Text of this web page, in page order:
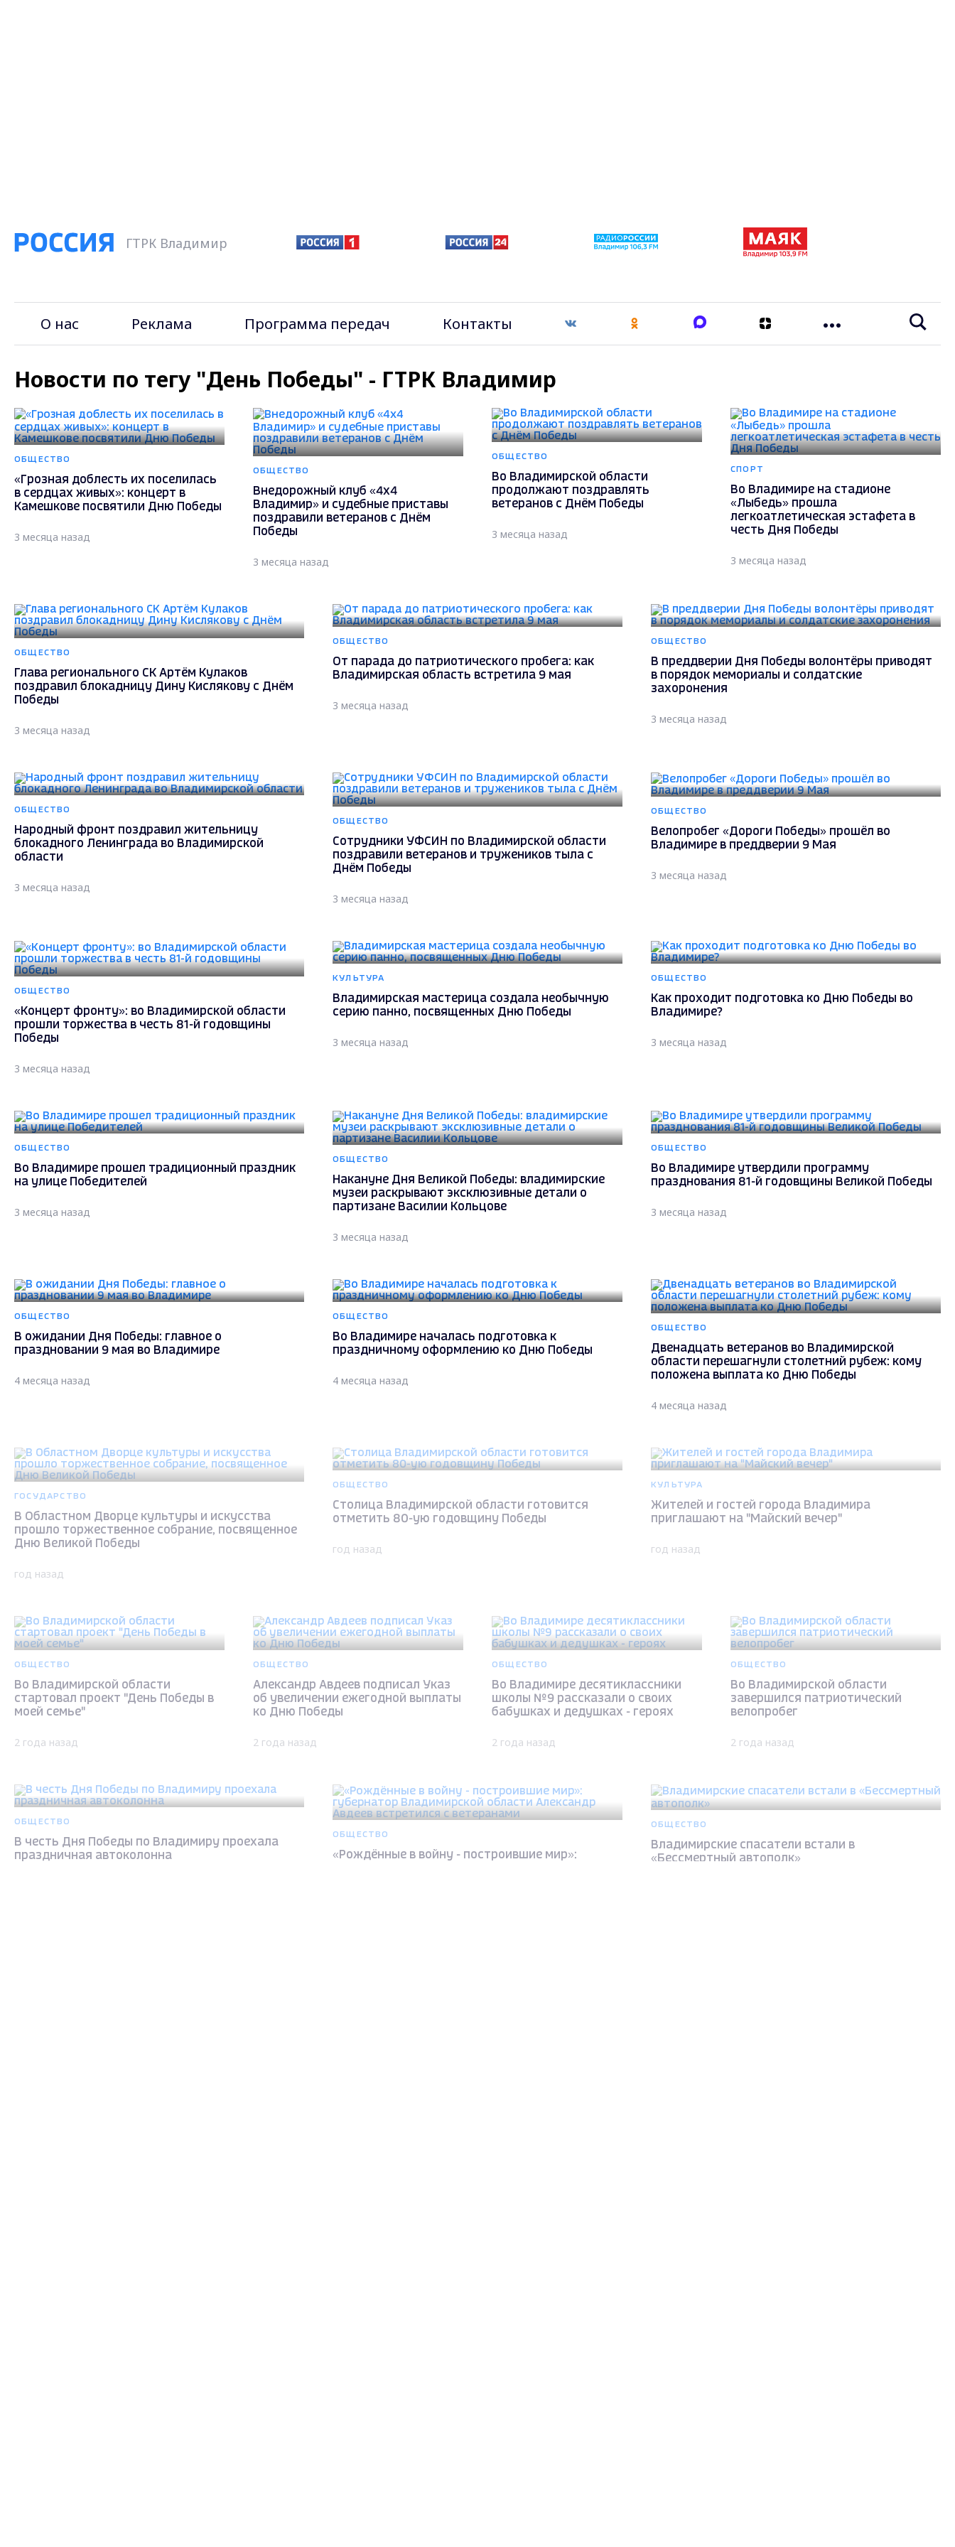
ГТРК Владимир
О нас Реклама Программа передач Контакты
Новости по тегу "День Победы" - ГТРК Владимир
ОБЩЕСТВО
«Грозная доблесть их поселилась
в сердцах живых»: концерт в
Камешкове посвятили Дню Победы
3 месяца назад
ОБЩЕСТВО
Внедорожный клуб «4х4
Владимир» и судебные приставы
поздравили ветеранов с Днём
Победы
3 месяца назад
ОБЩЕСТВО
Во Владимирской области
продолжают поздравлять
ветеранов с Днём Победы
3 месяца назад
СПОРТ
Во Владимире на стадионе
«Лыбедь» прошла
легкоатлетическая эстафета в
честь Дня Победы
3 месяца назад
ОБЩЕСТВО
Глава регионального СК Артём Кулаков
поздравил блокадницу Дину Кислякову с Днём
Победы
3 месяца назад
ОБЩЕСТВО
От парада до патриотического пробега: как
Владимирская область встретила 9 мая
3 месяца назад
ОБЩЕСТВО
В преддверии Дня Победы волонтёры приводят
в порядок мемориалы и солдатские
захоронения
3 месяца назад
ОБЩЕСТВО
Народный фронт поздравил жительницу
блокадного Ленинграда во Владимирской
области
3 месяца назад
ОБЩЕСТВО
Сотрудники УФСИН по Владимирской области
поздравили ветеранов и тружеников тыла с
Днём Победы
3 месяца назад
ОБЩЕСТВО
Велопробег «Дороги Победы» прошёл во
Владимире в преддверии 9 Мая
3 месяца назад
ОБЩЕСТВО
«Концерт фронту»: во Владимирской области
прошли торжества в честь 81-й годовщины
Победы
3 месяца назад
КУЛЬТУРА
Владимирская мастерица создала необычную
серию панно, посвященных Дню Победы
3 месяца назад
ОБЩЕСТВО
Как проходит подготовка ко Дню Победы во
Владимире?
3 месяца назад
ОБЩЕСТВО
Во Владимире прошел традиционный праздник
на улице Победителей
3 месяца назад
ОБЩЕСТВО
Накануне Дня Великой Победы: владимирские
музеи раскрывают эксклюзивные детали о
партизане Василии Кольцове
3 месяца назад
ОБЩЕСТВО
Во Владимире утвердили программу
празднования 81-й годовщины Великой Победы
3 месяца назад
ОБЩЕСТВО
В ожидании Дня Победы: главное о
праздновании 9 мая во Владимире
4 месяца назад
ОБЩЕСТВО
Во Владимире началась подготовка к
праздничному оформлению ко Дню Победы
4 месяца назад
ОБЩЕСТВО
Двенадцать ветеранов во Владимирской
области перешагнули столетний рубеж: кому
положена выплата ко Дню Победы
4 месяца назад
ГОСУДАРСТВО
В Областном Дворце культуры и искусства
прошло торжественное собрание, посвященное
Дню Великой Победы
год назад
ОБЩЕСТВО
Столица Владимирской области готовится
отметить 80-ую годовщину Победы
год назад
КУЛЬТУРА
Жителей и гостей города Владимира
приглашают на "Майский вечер"
год назад
ОБЩЕСТВО
Во Владимирской области
стартовал проект "День Победы в
моей семье"
2 года назад
ОБЩЕСТВО
Александр Авдеев подписал Указ
об увеличении ежегодной выплаты
ко Дню Победы
2 года назад
ОБЩЕСТВО
Во Владимире десятиклассники
школы №9 рассказали о своих
бабушках и дедушках - героях
2 года назад
ОБЩЕСТВО
Во Владимирской области
завершился патриотический
велопробег
2 года назад
ОБЩЕСТВО
В честь Дня Победы по Владимиру проехала
праздничная автоколонна
ОБЩЕСТВО
«Рождённые в войну - построившие мир»:
ОБЩЕСТВО
Владимирские спасатели встали в
«Бессмертный автополк»